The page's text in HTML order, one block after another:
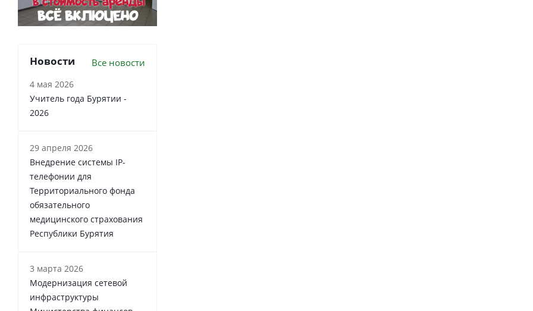
Новости Все новости
4 мая 2026
Учитель года Бурятии -
2026
29 апреля 2026
Внедрение системы IP-
телефонии для
Территориального фонда
обязательного
медицинского страхования
Республики Бурятия
3 марта 2026
Модернизация сетевой
инфраструктуры